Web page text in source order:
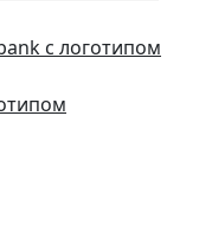
с логотипом